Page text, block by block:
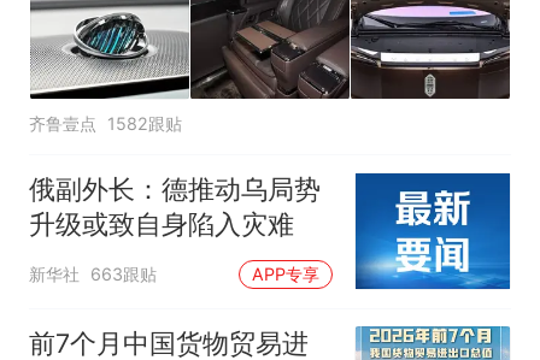
齐鲁壹点 1582跟贴
俄副外长：德推动乌局势
升级或致自身陷入灾难
新华社 663跟贴 APP专享
前7个月中国货物贸易进